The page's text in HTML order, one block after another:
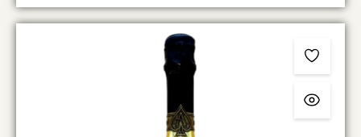
einigen Jahren mit großem Genuss trinkbar, erreicht
dieser Premier Cru seine volle Komplexität nach 2028
und besitzt ein Lagerpotenzial von 15 bis 20 Jahren.
Wein-Facts Weingut: Antoine Jobard Region: Burgund,
Côte de Beaune Appellation: Pommard Premier Cru
"Epenots" Jahrgang: 2022 Rebsorte: 100 % Pinot Noir
Geschmack: Trocken Lage: Petit Epenots Ausbau:
Teilweise Ganztraubenvergärung (ca. 30 %), Ausbau in
erdige Nuancen. Mit etwas Luft entfalten sich zusätzlich
mineralische und leicht rauchige Akzente, die dem Wein
zusätzliche Tiefe verleihen. Am Gaumen präsentiert sich
der 2023er kraftvoll und zugleich außergewöhnlich
präzise. Die feinkörnigen Tannine verleihen dem Wein
Spannung und Eleganz sorgt. Trotz seiner Konzentration
bleibt der Wein harmonisch und klar definiert. Das